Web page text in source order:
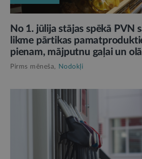
No 1. jūlija stājas spēkā PVN
likme pārtikas
pienam, mājputnu gaļai un
Pirms mēneša, Nodokļi